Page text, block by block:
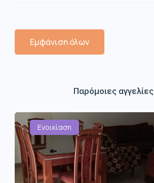
Εμφάνιση όλων
Παρόμοιες αγγελίες
Ενοικίαση